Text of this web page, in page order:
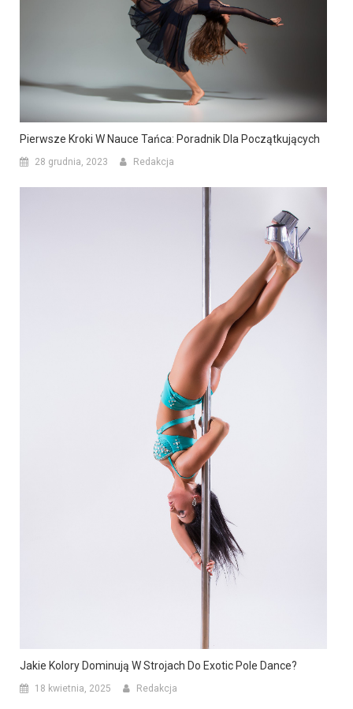
Pierwsze Kroki W Nauce Tańca: Poradnik Dla Początkujących
28 grudnia, 2023 Redakcja
Jakie Kolory Dominują W Strojach Do Exotic Pole Dance?
18 kwietnia, 2025 Redakcja